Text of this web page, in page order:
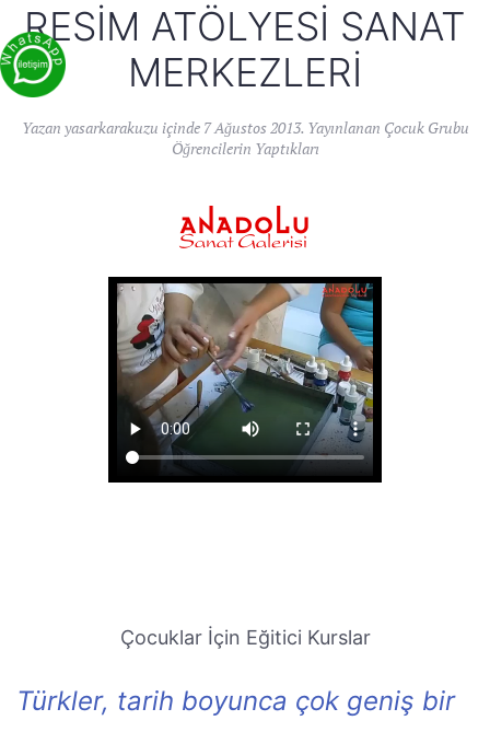
RESIM ATÖLYESI SANAT
MERKEZLERI
Yazan yasarkarakuzu içinde 7 Ağustos 2013. Yayınlanan Çocuk Grubu
Öğrencilerin Yaptıkları
Çocuklar İçin Eğitici Kurslar
Türkler, tarih boyunca çok geniş bir